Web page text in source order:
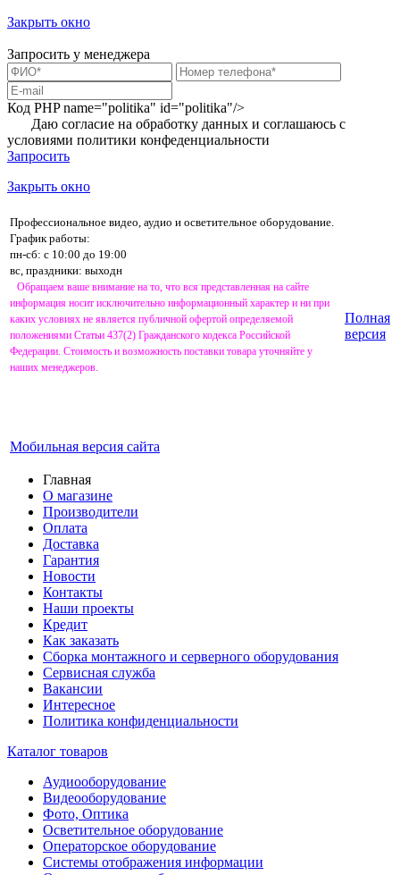
Закрыть окно
Запросить у менеджера
Код PHPname="politika" id="politika"/>
Даю согласие на обработку данных и соглашаюсь с
условиями политики конфеденциальности
Запросить
Закрыть окно
Профессиональное видео, аудио и осветительное оборудование.
График работы:
пн-сб: с 10:00 до 19:00
вс, праздники: выходн
Обращаем ваше внимание на то, что вся представленная на сайте
информация носит исключительно информационный характер и ни при
каких условиях не является публичной офертой определяемой
положениями Статьи 437(2) Гражданского кодекса Российской
Федерации. Стоимость и возможность поставки товара уточняйте у
наших менеджеров.
Мобильная версия сайта
Полная
версия
Главная
О магазине
Производители
Оплата
Доставка
Гарантия
Новости
Контакты
Наши проекты
Кредит
Как заказать
Сборка монтажного и серверного оборудования
Сервисная служба
Вакансии
Интересное
Политика конфиденциальности
Каталог товаров
Аудиооборудование
Видеооборудование
Фото, Оптика
Осветительное оборудование
Операторское оборудование
Системы отображения информации